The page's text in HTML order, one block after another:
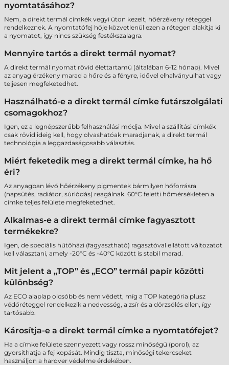
nyomtatásához?
Nem, a direkt termál címkék vegyi úton kezelt, hőérzékeny réteggel
rendelkeznek. A nyomtatófej hője közvetlenül ezen a rétegen alakítja ki
a nyomatot, így nincs szükség festékszalagra.
Mennyire tartós a direkt termál nyomat?
A direkt termál nyomat rövid élettartamú (általában 6-12 hónap). Mivel
az anyag érzékeny marad a hőre és a fényre, idővel elhalványulhat vagy
teljesen megfeketedhet.
Használható-e a direkt termál címke futárszolgálati
csomagokhoz?
Igen, ez a legnépszerűbb felhasználási módja. Mivel a szállítási címkék
csak rövid ideig kell, hogy olvashatóak maradjanak, a direkt termál
technológia a leggazdaságosabb választás.
Miért feketedik meg a direkt termál címke, ha hő
éri?
Az anyagban lévő hőérzékeny pigmentek bármilyen hőforrásra
(napsütés, radiátor, súrlódás) reagálnak. 60°C feletti hőmérsékleten a
címke teljes felülete megfeketedhet.
Alkalmas-e a direkt termál címke fagyasztott
termékekre?
Igen, de speciális hűtőházi (fagyasztható) ragasztóval ellátott változatot
kell választani, amely -20°C és -40°C között is stabil marad.
Mit jelent a „TOP” és „ECO” termál papír közötti
különbség?
Az ECO alaplap olcsóbb és nem védett, míg a TOP kategória plusz
védőréteggel rendelkezik a nedvesség, a zsír és a dörzsölés ellen, így
tartósabb.
Károsítja-e a direkt termál címke a nyomtatófejet?
Ha a címke felülete szennyezett vagy rossz minőségű (porol), az
gyorsíthatja a fej kopását. Mindig tiszta, minőségi tekercseket
használjon a hardver védelme érdekében.